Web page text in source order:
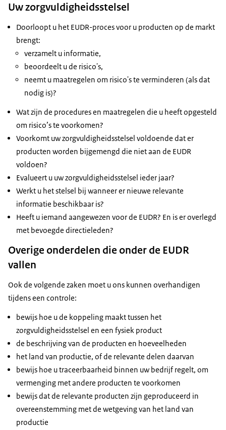
Uw zorgvuldigheidsstelsel
Doorloopt u het EUDR-proces voor u producten op de markt
brengt:
verzamelt u informatie,
beoordeelt u de risico's,
neemt u maatregelen om risico's te verminderen (als dat
nodig is)?
Wat zijn de procedures en maatregelen die u heeft opgesteld
om risico’s te voorkomen?
Voorkomt uw zorgvuldigheidsstelsel voldoende dat er
producten worden bijgemengd die niet aan de EUDR
voldoen?
Evalueert u uw zorgvuldigheidsstelsel ieder jaar?
Werkt u het stelsel bij wanneer er nieuwe relevante
informatie beschikbaar is?
Heeft u iemand aangewezen voor de EUDR? En is er overlegd
met bevoegde directieleden?
Overige onderdelen die onder de EUDR
vallen
Ook de volgende zaken moet u ons kunnen overhandigen
tijdens een controle:
bewijs hoe u de koppeling maakt tussen het
zorgvuldigheidsstelsel en een fysiek product
de beschrijving van de producten en hoeveelheden
het land van productie, of de relevante delen daarvan
bewijs hoe u traceerbaarheid binnen uw bedrijf regelt, om
vermenging met andere producten te voorkomen
bewijs dat de relevante producten zijn geproduceerd in
overeenstemming met de wetgeving van het land van
productie